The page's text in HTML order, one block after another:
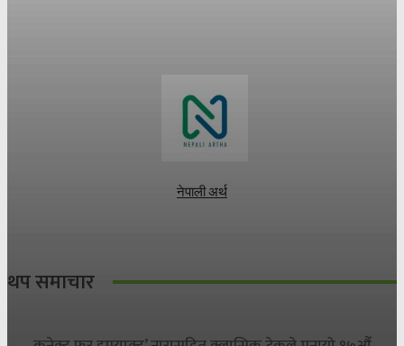
नेपाली अर्थ
थप समाचार